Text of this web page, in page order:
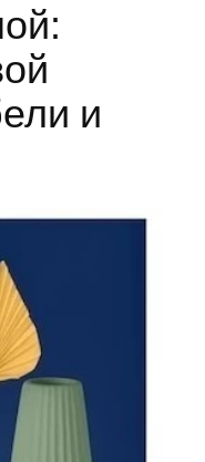
и